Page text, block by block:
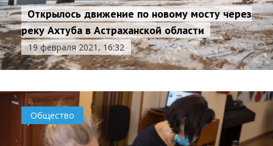
Открылось движение по новому мосту через
реку Ахтуба в Астраханской области
19 февраля 2021, 16:32
Общество